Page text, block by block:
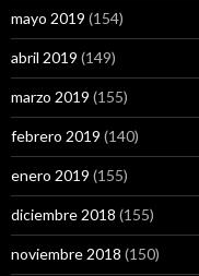
mayo 2019 (154)
abril 2019 (149)
marzo 2019 (155)
febrero 2019 (140)
enero 2019 (155)
diciembre 2018 (155)
noviembre 2018 (150)